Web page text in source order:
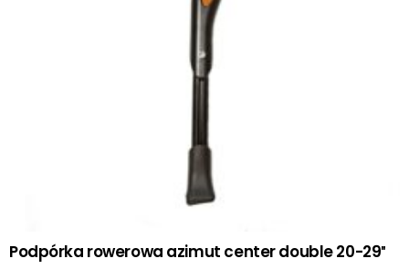
Podpórka rowerowa azimut center double 20-29″